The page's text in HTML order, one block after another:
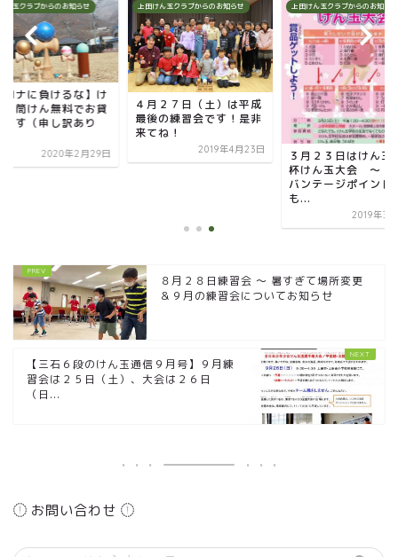
ん玉クラブからのお知らせ
ロナに負けるな】け
・筒けん無料でお貸
ます（申し訳あり
2020年2月29日
上田けん玉クラブからのお知らせ
４月２７日（土）は平成
最後の練習会です！是非
来てね！
2019年4月23日
上田けん玉クラブからのお知らせ
３月２３日はけん玉
杯けん玉大会 ～
バンテージポイント
も...
2019年3
８月２８日練習会 ～ 暑すぎて場所変更
＆９月の練習会についてお知らせ
【三石６段のけん玉通信９月号】９月練
習会は２５日（土）、大会は２６日
（日...
お問い合わせ